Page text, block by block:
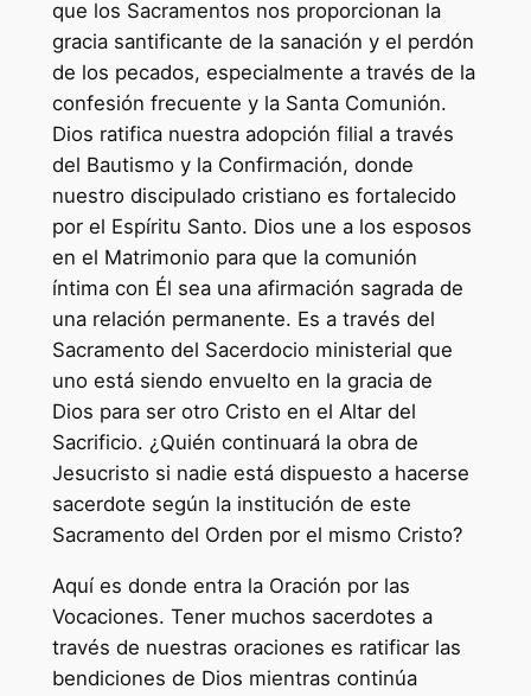
que los Sacramentos nos proporcionan la
gracia santificante de la sanación y el perdón
de los pecados, especialmente a través de la
confesión frecuente y la Santa Comunión.
Dios ratifica nuestra adopción filial a través
del Bautismo y la Confirmación, donde
nuestro discipulado cristiano es fortalecido
por el Espíritu Santo. Dios une a los esposos
en el Matrimonio para que la comunión
íntima con Él sea una afirmación sagrada de
una relación permanente. Es a través del
Sacramento del Sacerdocio ministerial que
uno está siendo envuelto en la gracia de
Dios para ser otro Cristo en el Altar del
Sacrificio. ¿Quién continuará la obra de
Jesucristo si nadie está dispuesto a hacerse
sacerdote según la institución de este
Sacramento del Orden por el mismo Cristo?
Aquí es donde entra la Oración por las
Vocaciones. Tener muchos sacerdotes a
través de nuestras oraciones es ratificar las
bendiciones de Dios mientras continúa